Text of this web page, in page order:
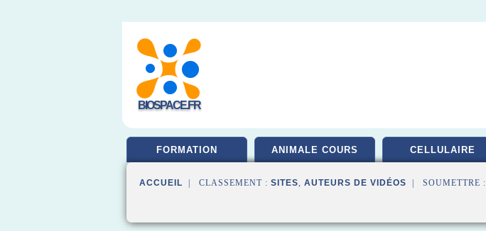
BIOSPACE.FR
FORMATION ANIMALE COURS CELLULAIRE
ACCUEIL | CLASSEMENT : SITES, AUTEURS DE VIDÉOS | SOUMETTRE :